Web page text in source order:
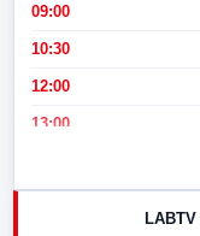
09:00
10:30
12:00
13:00
17:00
LABTV